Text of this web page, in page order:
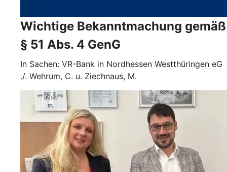
Wichtige Bekanntmachung gemäß
§ 51 Abs. 4 GenG
In Sachen: VR-Bank in Nordhessen Westthüringen eG
./. Wehrum, C. u. Ziechnaus, M.